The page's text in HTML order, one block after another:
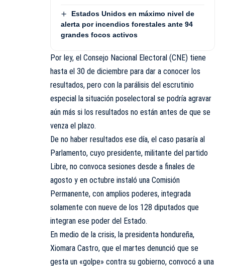
Estados Unidos en máximo nivel de
alerta por incendios forestales ante 94
grandes focos activos
Por ley, el Consejo Nacional Electoral (CNE) tiene
hasta el 30 de diciembre para dar a conocer los
resultados, pero con la parálisis del escrutinio
especial la situación poselectoral se podría agravar
aún más si los resultados no están antes de que se
venza el plazo.
De no haber resultados ese día, el caso pasaría al
Parlamento, cuyo presidente, militante del partido
Libre, no convoca sesiones desde a finales de
agosto y en octubre instaló una Comisión
Permanente, con amplios poderes, integrada
solamente con nueve de los 128 diputados que
integran ese poder del Estado.
En medio de la crisis, la presidenta hondureña,
Xiomara Castro, que el martes denunció que se
gesta un «golpe» contra su gobierno, convocó a una